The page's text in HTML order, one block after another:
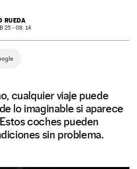
RUEDA
25 - 08: 14
cualquier viaje puede
lo imaginable si aparece
coches pueden
sin problema.